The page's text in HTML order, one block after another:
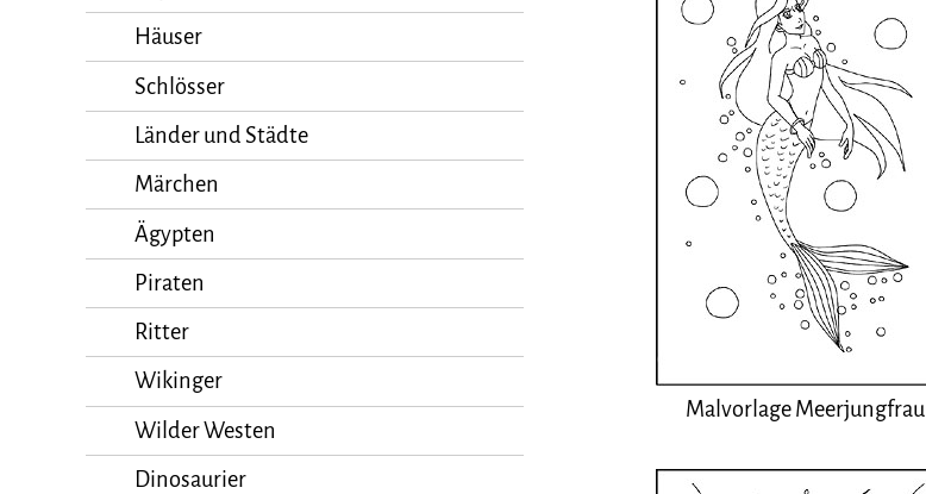
Häuser
Schlösser
Länder und Städte
Märchen
Ägypten
Piraten
Ritter
Wikinger
Wilder Westen
Dinosaurier
Malvorlage Meerjungfrau